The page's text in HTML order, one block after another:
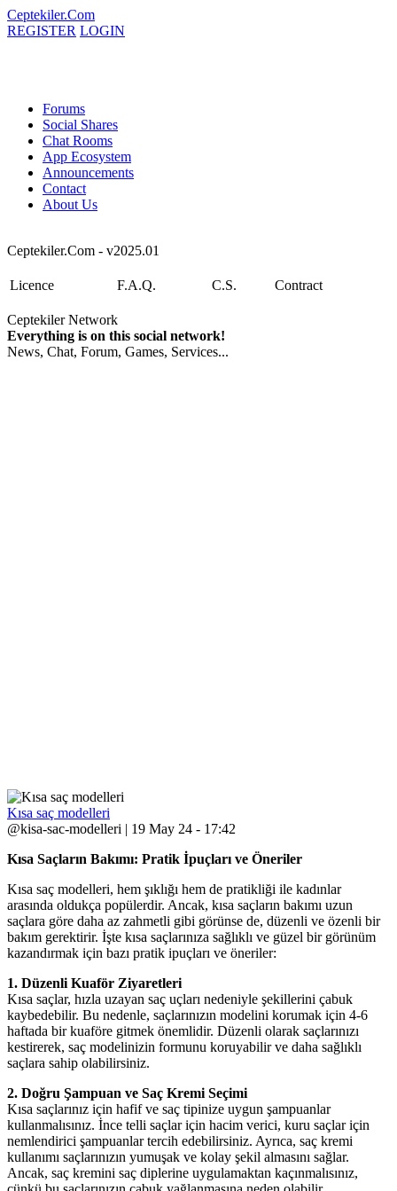
Ceptekiler.Com
REGISTER LOGIN
Forums
Social Shares
Chat Rooms
App Ecosystem
Announcements
Contact
About Us
Ceptekiler.Com - v2025.01
Licence F.A.Q. C.S. Contract
Ceptekiler Network
Everything is on this social network!
News, Chat, Forum, Games, Services...
Kısa saç modelleri
@kisa-sac-modelleri | 19 May 24 - 17:42
Kısa Saçların Bakımı: Pratik İpuçları ve Öneriler
Kısa saç modelleri, hem şıklığı hem de pratikliği ile kadınlar
arasında oldukça popülerdir. Ancak, kısa saçların bakımı uzun
saçlara göre daha az zahmetli gibi görünse de, düzenli ve özenli bir
bakım gerektirir. İşte kısa saçlarınıza sağlıklı ve güzel bir görünüm
kazandırmak için bazı pratik ipuçları ve öneriler:
1. Düzenli Kuaför Ziyaretleri
Kısa saçlar, hızla uzayan saç uçları nedeniyle şekillerini çabuk
kaybedebilir. Bu nedenle, saçlarınızın modelini korumak için 4-6
haftada bir kuaföre gitmek önemlidir. Düzenli olarak saçlarınızı
kestirerek, saç modelinizin formunu koruyabilir ve daha sağlıklı
saçlara sahip olabilirsiniz.
2. Doğru Şampuan ve Saç Kremi Seçimi
Kısa saçlarınız için hafif ve saç tipinize uygun şampuanlar
kullanmalısınız. İnce telli saçlar için hacim verici, kuru saçlar için
nemlendirici şampuanlar tercih edebilirsiniz. Ayrıca, saç kremi
kullanımı saçlarınızın yumuşak ve kolay şekil almasını sağlar.
Ancak, saç kremini saç diplerine uygulamaktan kaçınmalısınız,